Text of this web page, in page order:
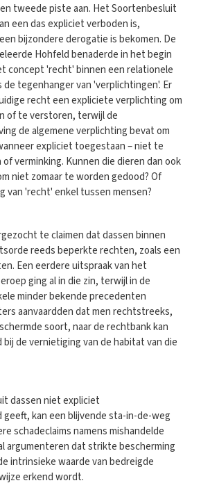
tweede piste aan. Het Soortenbesluit
een das expliciet verboden is,
bijzondere derogatie is bekomen. De
Hohfeld benaderde in het begin
concept 'recht' binnen een relationele
tegenhanger van 'verplichtingen'. Er
recht een expliciete verplichting om
of te verstoren, terwijl de
de algemene verplichting bevat om
expliciet toegestaan – niet te
verminking. Kunnen die dieren dan ook
niet zomaar te worden gedood? Of
van 'recht' enkel tussen mensen?
te claimen dat dassen binnen
reeds beperkte rechten, zoals een
Een eerdere uitspraak van het
ging al in die zin, terwijl in de
minder bekende precedenten
aanvaardden dat men rechtstreeks,
soort, naar de rechtbank kan
de vernietiging van de habitat van die
dassen niet expliciet
kan een blijvende sta-in-de-weg
schadeclaims namens mishandelde
argumenteren dat strikte bescherming
intrinsieke waarde van bedreigde
erkend wordt.